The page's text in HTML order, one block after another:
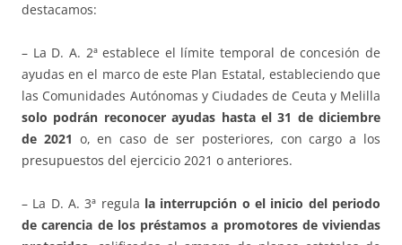
destacamos:
– La D. A. 2ª establece el límite temporal de concesión de
ayudas en el marco de este Plan Estatal, estableciendo que
las Comunidades Autónomas y Ciudades de Ceuta y Melilla
solo podrán reconocer ayudas hasta el 31 de diciembre
de 2021 o, en caso de ser posteriores, con cargo a los
presupuestos del ejercicio 2021 o anteriores.
– La D. A. 3ª regula la interrupción o el inicio del periodo
de carencia de los préstamos a promotores de viviendas